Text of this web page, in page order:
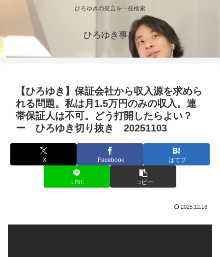
ひろゆきの発言を一発検索
ひろゆき事典
【ひろゆき】保証会社から収入源を求めら
れる問題。私は月1.5万円のみの収入。連
帯保証人は不可。どう打開したらよい？
ー ひろゆき切り抜き 20251103
X Facebook はてブ
LINE コピー
2025.12.16